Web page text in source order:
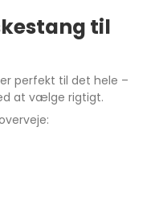
til
perfekt til det hele –
at vælge rigtigt.